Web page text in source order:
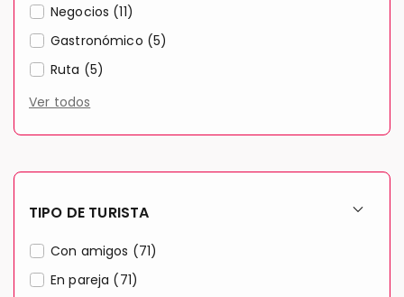
Negocios (11)
Gastronómico (5)
Ruta (5)
Ver todos
TIPO DE TURISTA
Con amigos (71)
En pareja (71)